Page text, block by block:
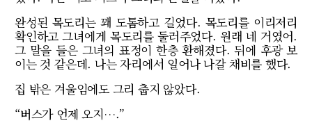
완성된 목도리는 꽤 도톰하고 길었다. 목도리를 이리저리
확인하고 그녀에게 목도리를 둘러주었다. 원래 네 거였어.
그 말을 들은 그녀의 표정이 한층 환해졌다. 뒤에 후광 보
이는 것 같은데. 나는 자리에서 일어나 나갈 채비를 했다.
집 밖은 겨울임에도 그리 춥지 않았다.
“버스가 언제 오지….”